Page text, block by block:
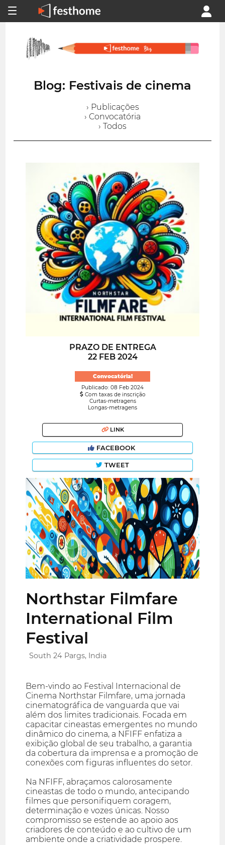
Blog: Festivais de cinema
› Publicações
› Convocatória
› Todos
PRAZO DE ENTREGA
22 FEB 2024
Convocatória!
Publicado: 08 Feb 2024
Com taxas de inscrição
Curtas-metragens
Longas-metragens
LINK
FACEBOOK
TWEET
Northstar Filmfare
International Film
Festival
South 24 Pargs, India
Bem-vindo ao Festival Internacional de
Cinema Northstar Filmfare, uma jornada
cinematográfica de vanguarda que vai
além dos limites tradicionais. Focada em
capacitar cineastas emergentes no mundo
dinâmico do cinema, a NFIFF enfatiza a
exibição global de seu trabalho, a garantia
da cobertura da imprensa e a promoção de
conexões com figuras influentes do setor.
Na NFIFF, abraçamos calorosamente
cineastas de todo o mundo, antecipando
filmes que personifiquem coragem,
determinação e vozes únicas. Nosso
compromisso se estende ao apoio aos
criadores de conteúdo e ao cultivo de um
ambiente onde a criatividade prospere.